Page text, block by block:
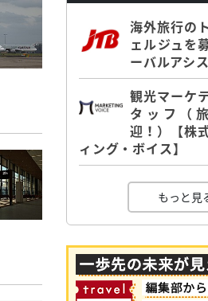
海外旅行の
ェルジュを
ーバルアシ
観光マーケ
タッフ（
迎！）【株
ィング・ボイス】
もっと見